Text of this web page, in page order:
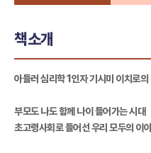
책소개
아들러 심리학 1인자 기시미 이치로
부모도 나도 함께 나이 들어가는 시대
초고령사회로 들어선 우리 모두의 이야